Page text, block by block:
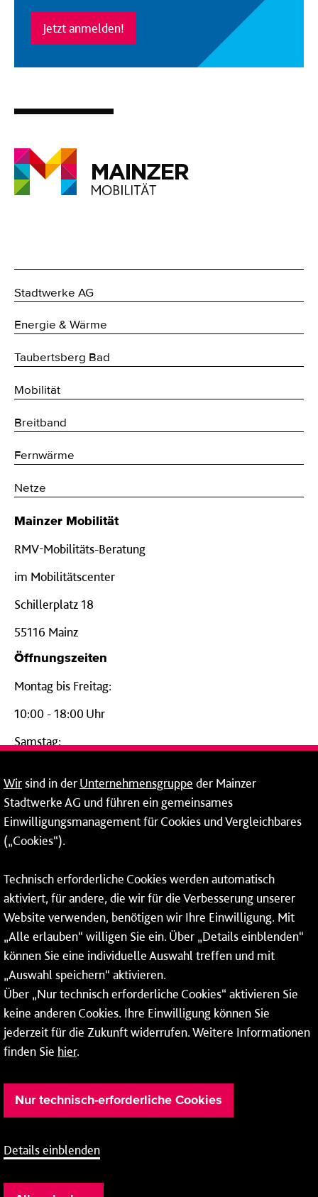
Jetzt anmelden!
Stadtwerke AG
Energie & Wärme
Taubertsberg Bad
Mobilität
Breitband
Fernwärme
Netze
Mainzer Mobilität
RMV-Mobilitäts-Beratung
im Mobilitätscenter
Schillerplatz 18
55116 Mainz
Öffnungszeiten
Montag bis Freitag:
10:00 - 18:00 Uhr
Samstag:
24-Stunden-Telefon*
06131 – 12 77 77
Fax: 06131 – 12 66 66
* Montags bis freitags bis 7 und ab 18 Uhr sowie an
Wochenenden und Feiertagen ganztags werden Ihre
Anrufe je nach Themenauswahl an ein Callcenter des
RMV oder von nextbike weitergeleitet. Dort erhalten Sie
ausschließlich Auskünfte zum Fahrplan bzw. zu
meinRad.
Wirsind in derUnternehmensgruppe der Mainzer
Stadtwerke AG und führen ein gemeinsames
Einwilligungsmanagement für Cookies und Vergleichbares
(„Cookies“).
Technisch erforderliche Cookies werden automatisch
aktiviert, für andere, die wir für die Verbesserung unserer
Website verwenden, benötigen wir Ihre Einwilligung. Mit
„Alle erlauben“ willigen Sie ein. Über „Details einblenden“
können Sie eine individuelle Auswahl treffen und mit
„Auswahl speichern“ aktivieren.
Über „Nur technisch erforderliche Cookies“ aktivieren Sie
keine anderen Cookies. Ihre Einwilligung können Sie
jederzeit für die Zukunft widerrufen. Weitere Informationen
finden Sie hier.
Nur technisch-erforderliche Cookies
Details einblenden